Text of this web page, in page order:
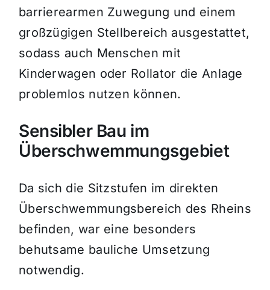
barrierearmen Zuwegung und einem
großzügigen Stellbereich ausgestattet,
sodass auch Menschen mit
Kinderwagen oder Rollator die Anlage
problemlos nutzen können.
Sensibler Bau im
Überschwemmungsgebiet
Da sich die Sitzstufen im direkten
Überschwemmungsbereich des Rheins
befinden, war eine besonders
behutsame bauliche Umsetzung
notwendig.